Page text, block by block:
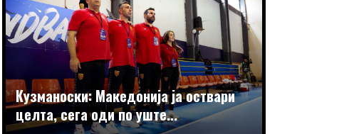
Кузманоски: Македонија ја оствари
целта, сега оди по уште...